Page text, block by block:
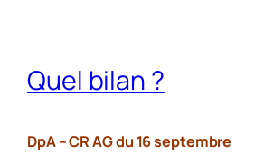
Quel bilan ?
DpA – CR AG du 16 septembre